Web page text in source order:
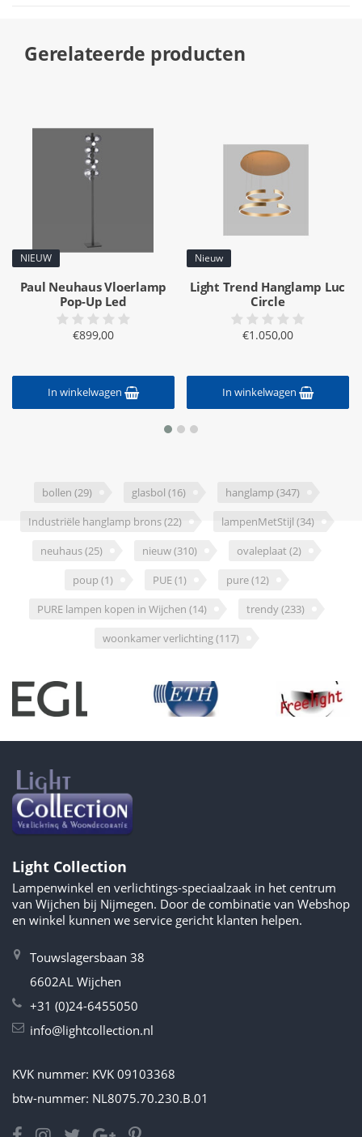
Gerelateerde producten
NIEUW
Paul Neuhaus Vloerlamp
Pop-Up Led
€899,00
In winkelwagen
Nieuw
Light Trend Hanglamp Luc
Circle
€1.050,00
In winkelwagen
bollen (29) glasbol (16) hanglamp (347)
Industriële hanglamp brons(22) lampenMetStijl (34)
neuhaus(25) nieuw(310) ovaleplaat (2)
poup (1) PUE(1) pure(12)
PURE lampen kopen in Wijchen (14) trendy(233)
woonkamer verlichting(117)
Light Collection
Lampenwinkel en verlichtings-speciaalzaak in het centrum
van Wijchen bij Nijmegen. Door de combinatie van Webshop
en winkel kunnen we service gericht klanten helpen.
Touwslagersbaan 38
6602AL Wijchen
+31 (0)24-6455050
info@lightcollection.nl
KVK nummer: KVK 09103368
btw-nummer: NL8075.70.230.B.01